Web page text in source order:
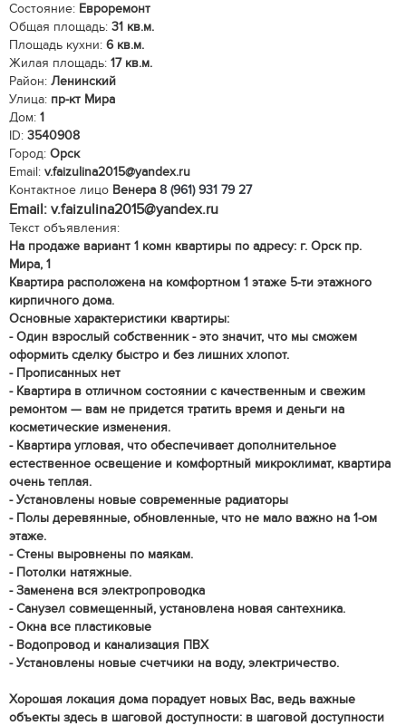
Состояние: Евроремонт
Общая площадь: 31 кв.м.
Площадь кухни: 6 кв.м.
Жилая площадь: 17 кв.м.
Район: Ленинский
Улица: пр-кт Мира
Дом: 1
ID: 3540908
Город: Орск
Email: v.faizulina2015@yandex.ru
Контактное лицо Венера 8 (961) 931 79 27
Email: v.faizulina2015@yandex.ru
Текст объявления:
На продаже вариант 1 комн квартиры по адресу: г. Орск пр.
Мира, 1
Квартира расположена на комфортном 1 этаже 5-ти этажного
кирпичного дома.
Основные характеристики квартиры:
- Один взрослый собственник - это значит, что мы сможем
оформить сделку быстро и без лишних хлопот.
- Прописанных нет
- Квартира в отличном состоянии с качественным и свежим
ремонтом — вам не придется тратить время и деньги на
косметические изменения.
- Квартира угловая, что обеспечивает дополнительное
естественное освещение и комфортный микроклимат, квартира
очень теплая.
- Установлены новые современные радиаторы
- Полы деревянные, обновленные, что не мало важно на 1-ом
этаже.
- Стены выровнены по маякам.
- Потолки натяжные.
- Заменена вся электропроводка
- Санузел совмещенный, установлена новая сантехника.
- Окна все пластиковые
- Водопровод и канализация ПВХ
- Установлены новые счетчики на воду, электричество.
Хорошая локация дома порадует новых Вас, ведь важные
объекты здесь в шаговой доступности: в шаговой доступности